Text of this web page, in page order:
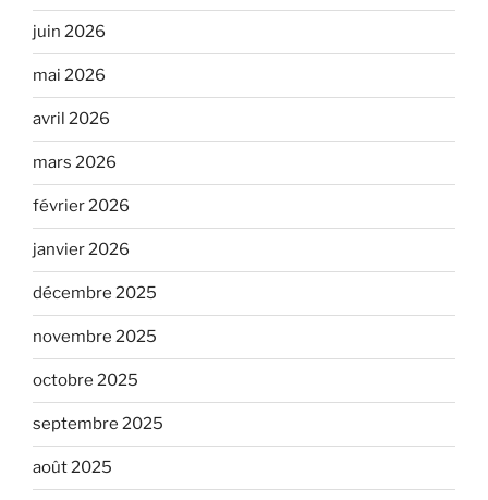
juin 2026
mai 2026
avril 2026
mars 2026
février 2026
janvier 2026
décembre 2025
novembre 2025
octobre 2025
septembre 2025
août 2025